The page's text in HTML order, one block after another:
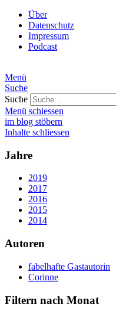
Über
Datenschutz
Impressum
Podcast
Menü
Suche
Suche
Menü schiessen
im blog stöbern
Inhalte schliessen
Jahre
2019
2017
2016
2015
2014
Autoren
fabelhafte Gastautorin
Corinne
Filtern nach Monat